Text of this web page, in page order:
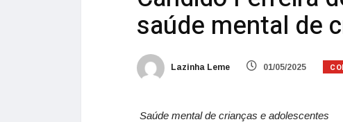
saúde mental de
Lazinha Leme 01/05/2025
Saúde mental de crianças e adolescentes